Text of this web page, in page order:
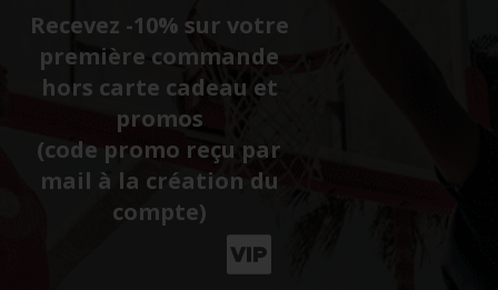
Recevez -10% sur votre
première commande
hors carte cadeau et
promos
(code promo reçu par
mail à la création du
compte)